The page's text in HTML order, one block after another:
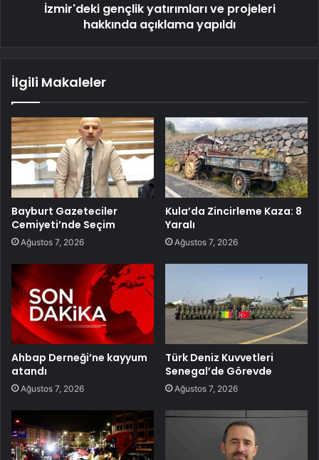
İzmir'deki gençlik yatırımları ve projeleri
hakkında açıklama yapıldı
İlgili Makaleler
Bayburt Gazeteciler
Cemiyeti’nde Seçim
Ağustos 7, 2026
Kula’da Zincirleme Kaza: 8
Yaralı
Ağustos 7, 2026
Ahbap Derneği’ne kayyum
atandı
Ağustos 7, 2026
Türk Deniz Kuvvetleri
Senegal’de Görevde
Ağustos 7, 2026